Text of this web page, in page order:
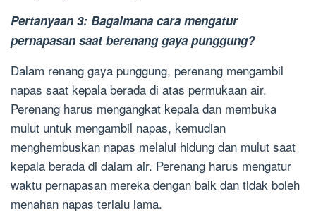
Pertanyaan 3: Bagaimana cara mengatur
pernapasan saat berenang gaya punggung?
Dalam renang gaya punggung, perenang mengambil
napas saat kepala berada di atas permukaan air.
Perenang harus mengangkat kepala dan membuka
mulut untuk mengambil napas, kemudian
menghembuskan napas melalui hidung dan mulut saat
kepala berada di dalam air. Perenang harus mengatur
waktu pernapasan mereka dengan baik dan tidak boleh
menahan napas terlalu lama.